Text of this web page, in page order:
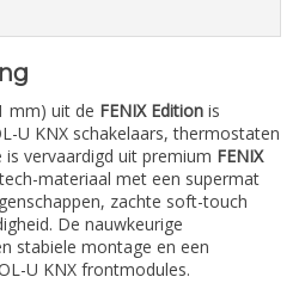
mm) uit de FENIX Edition is
U KNX schakelaars, thermostaten
vervaardigd uit premium FENIX
materiaal met een supermat
zachte soft-touch
De nauwkeurige
stabiele montage en een
U KNX frontmodules.